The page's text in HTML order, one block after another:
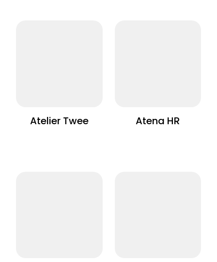
Atelier Twee Atena HR